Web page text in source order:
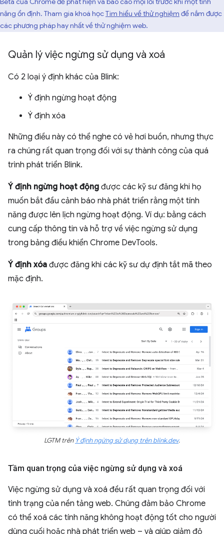
năng ổn định. Tham gia khoá họcTìm hiểu về thử nghiệm để nắm được
các phương pháp hay nhất về thử nghiệm web.
Quản lý việc ngừng sử dụng và xoá
Có 2 loại ý định khác của Blink:
Ý định ngừng hoạt động
Ý định xóa
Những điều này có thể nghe có vẻ hơi buồn, nhưng thực
ra chúng rất quan trọng đối với sự thành công của quá
trình phát triển Blink.
Ý định ngừng hoạt động được các kỹ sư đăng khi họ
muốn bắt đầu cảnh báo nhà phát triển rằng một tính
năng được lên lịch ngừng hoạt động. Ví dụ: bằng cách
cung cấp thông tin và hỗ trợ về việc ngừng sử dụng
trong bảng điều khiển Chrome DevTools.
Ý định xóa được đăng khi các kỹ sư dự định tắt mã theo
mặc định.
LGTM trên Ý định ngừng sử dụng trên blink.dev.
Tầm quan trọng của việc ngừng sử dụng và xoá
Việc ngừng sử dụng và xoá đều rất quan trọng đối với
tình trạng của nền tảng web. Chúng đảm bảo Chrome
có thể xoá các tính năng không hoạt động tốt cho người
dùng cuối hoặc nhà phát triển web – và giúp giảm độ